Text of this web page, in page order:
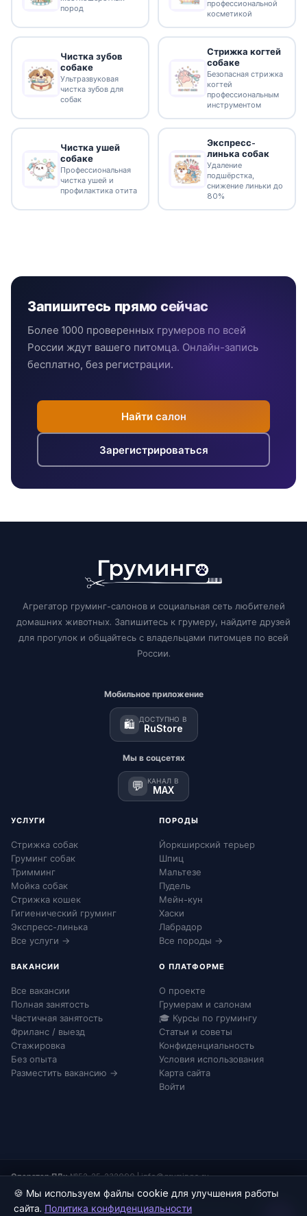
🍪 Мы используем файлы cookie для улучшения работы
сайта. Политика конфиденциальности
пород
профессиональной
косметикой
Чистка зубов
собаке
Ультразвуковая
чистка зубов для
собак
Стрижка когтей
собаке
Безопасная стрижка
когтей
профессиональным
инструментом
Чистка ушей
собаке
Профессиональная
чистка ушей и
профилактика отита
Экспресс-
линька собак
Удаление
подшёрстка,
снижение линьки до
80%
Запишитесь прямо сейчас
Более 1000 проверенных грумеров по всей
России ждут вашего питомца. Онлайн-запись
бесплатно, без регистрации.
Найти салон
Зарегистрироваться
Агрегатор груминг-салонов и социальная сеть любителей
домашних животных. Запишитесь к грумеру, найдите друзей
для прогулок и общайтесь с владельцами питомцев по всей
России.
Мобильное приложение
🛍️ ДОСТУПНО В
RuStore
Мы в соцсетях
💬 КАНАЛ В
MAX
УСЛУГИ
Стрижка собак
Груминг собак
Тримминг
Мойка собак
Стрижка кошек
Гигиенический груминг
Экспресс-линька
Все услуги →
ПОРОДЫ
Йоркширский терьер
Шпиц
Мальтезе
Пудель
Мейн-кун
Хаски
Лабрадор
Все породы →
ВАКАНСИИ
Все вакансии
Полная занятость
Частичная занятость
Фриланс / выезд
Стажировка
Без опыта
Разместить вакансию →
О ПЛАТФОРМЕ
О проекте
Грумерам и салонам
🎓 Курсы по грумингу
Статьи и советы
Конфиденциальность
Условия использования
Карта сайта
Войти
Оператор ПДн:№52-25-232090|info@grumingo.ru